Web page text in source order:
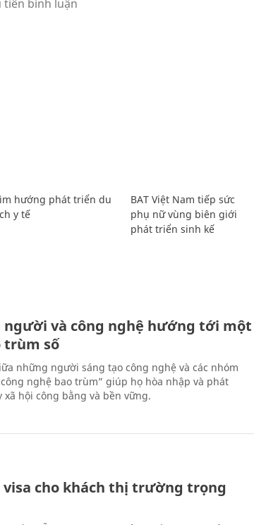
hướng phát triển du
y tế
BAT Việt Nam tiếp sức
phụ nữ vùng biên giới
phát triển sinh kế
người và công nghệ hướng tới một
trùm số
những người sáng tạo công nghệ và các nhóm
nghệ bao trùm” giúp họ hòa nhập và phát
hội công bằng và bền vững.
cho khách thị trường trọng